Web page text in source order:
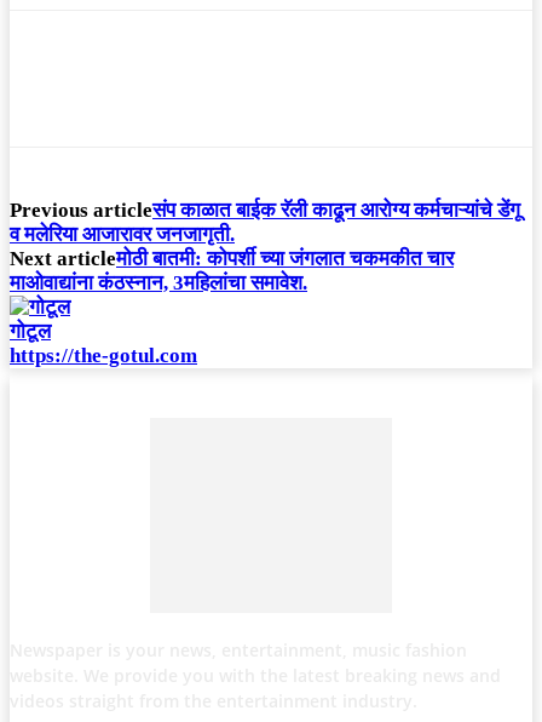
Previous articleसंप काळात बाईक रॅली काढून आरोग्य कर्मचाऱ्यांचे डेंगू
व मलेरिया आजारावर जनजागृती.
Next articleमोठी बातमी: कोपर्शी च्या जंगलात चकमकीत चार
माओवाद्यांना कंठस्नान, 3महिलांचा समावेश.
गोटूल
https://the-gotul.com